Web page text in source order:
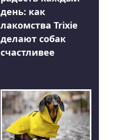
день: как
лакомства Trixie
делают собак
счастливее